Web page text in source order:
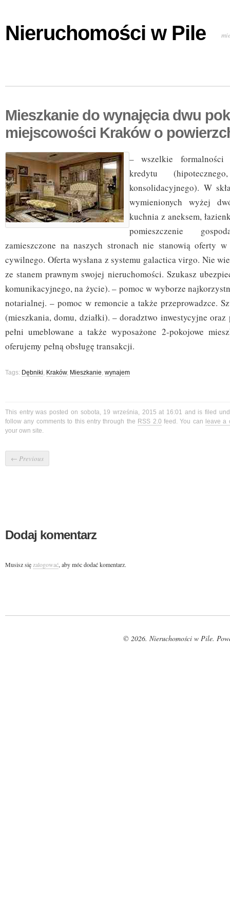
Nieruchomości w Pile
Mieszkanie do wynajęcia dwu
miejscowości Kraków o
– wszelkie formalności
kredytu
konsolidacyjnego). W
wymienionych wyżej
kuchnia z aneksem,
pomieszczenie
zamieszczone na naszych stronach nie stanowią oferty
cywilnego. Oferta wysłana z systemu galactica virgo. Nie
ze stanem prawnym swojej nieruchomości. Szukasz
komunikacyjnego, na życie). – pomoc w wyborze
notarialnej. – pomoc w remoncie a także przeprowadzce.
(mieszkania, domu, działki). – doradztwo inwestycyjne
pełni umeblowane a także wyposażone 2-pokojowe
oferujemy pełną obsługę transakcji.
Tags: Dębniki, Kraków, Mieszkanie, wynajem
This entry was posted on sobota, 19 września, 2015 at 16:01 and is filed
follow any comments to this entry through the RSS 2.0 feed. You can leave a
your own site.
← Previous
Dodaj komentarz
Musisz sięzalogować, aby móc dodać komentarz.
© 2026. Nieruchomości w Pile.